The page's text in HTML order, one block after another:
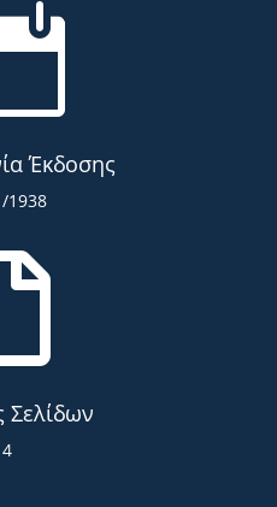
Έκδοσης
1938

Σελίδων
4